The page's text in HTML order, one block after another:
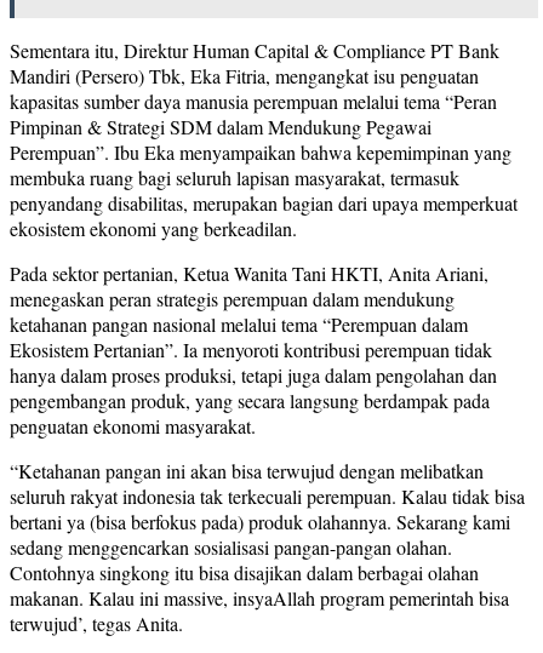
Sementara itu, Direktur Human Capital & Compliance PT Bank
Mandiri (Persero) Tbk, Eka Fitria, mengangkat isu penguatan
kapasitas sumber daya manusia perempuan melalui tema “Peran
Pimpinan & Strategi SDM dalam Mendukung Pegawai
Perempuan”. Ibu Eka menyampaikan bahwa kepemimpinan yang
membuka ruang bagi seluruh lapisan masyarakat, termasuk
penyandang disabilitas, merupakan bagian dari upaya memperkuat
ekosistem ekonomi yang berkeadilan.
Pada sektor pertanian, Ketua Wanita Tani HKTI, Anita Ariani,
menegaskan peran strategis perempuan dalam mendukung
ketahanan pangan nasional melalui tema “Perempuan dalam
Ekosistem Pertanian”. Ia menyoroti kontribusi perempuan tidak
hanya dalam proses produksi, tetapi juga dalam pengolahan dan
pengembangan produk, yang secara langsung berdampak pada
penguatan ekonomi masyarakat.
“Ketahanan pangan ini akan bisa terwujud dengan melibatkan
seluruh rakyat indonesia tak terkecuali perempuan. Kalau tidak bisa
bertani ya (bisa berfokus pada) produk olahannya. Sekarang kami
sedang menggencarkan sosialisasi pangan-pangan olahan.
Contohnya singkong itu bisa disajikan dalam berbagai olahan
makanan. Kalau ini massive, insyaAllah program pemerintah bisa
terwujud’, tegas Anita.